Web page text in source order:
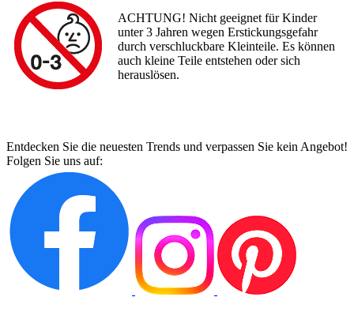
ACHTUNG! Nicht geeignet für Kinder
unter 3 Jahren wegen Erstickungsgefahr
durch verschluckbare Kleinteile. Es können
auch kleine Teile entstehen oder sich
herauslösen.
Entdecken Sie die neuesten Trends und verpassen Sie kein Angebot!
Folgen Sie uns auf: